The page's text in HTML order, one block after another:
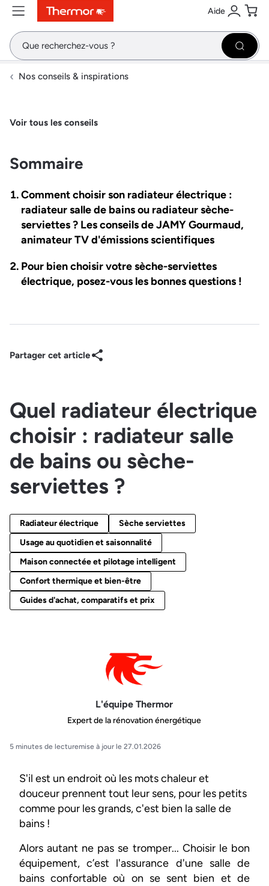
ContenuMenuRecherche Aide
Se
Nos conseils & inspirations
Voir tous les conseils
Sommaire
Comment choisir son radiateur électrique :
radiateur salle de bains ou radiateur sèche-
serviettes ? Les conseils de JAMY Gourmaud,
animateur TV d'émissions scientifiques
Pour bien choisir votre sèche-serviettes
électrique, posez-vous les bonnes questions !
Partager cet article
Quel radiateur électrique
choisir : radiateur salle
de bains ou sèche-
serviettes ?
Radiateur électrique
Sèche serviettes
Usage au quotidien et saisonnalité
Maison connectée et pilotage intelligent
Confort thermique et bien-être
Guides d'achat, comparatifs et prix
L'équipe Thermor
Expert de la rénovation énergétique
5 minutes de lecturemise à jour le 27.01.2026
S'il est un endroit où les mots chaleur et
douceur prennent tout leur sens, pour les petits
comme pour les grands, c'est bien la salle de
bains !
Alors autant ne pas se tromper... Choisir le bon
équipement, c’est l'assurance d'une salle de
bains confortable où on se sent bien et de